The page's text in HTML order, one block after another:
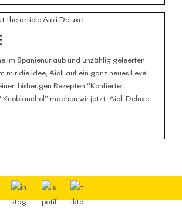
im Spanienurlaub und unzählig geleerten
mir die Idee, Aioli auf ein ganz neues Level
bisherigen Rezepten “Konfierter
machen wir jetzt: Aioli Deluxe